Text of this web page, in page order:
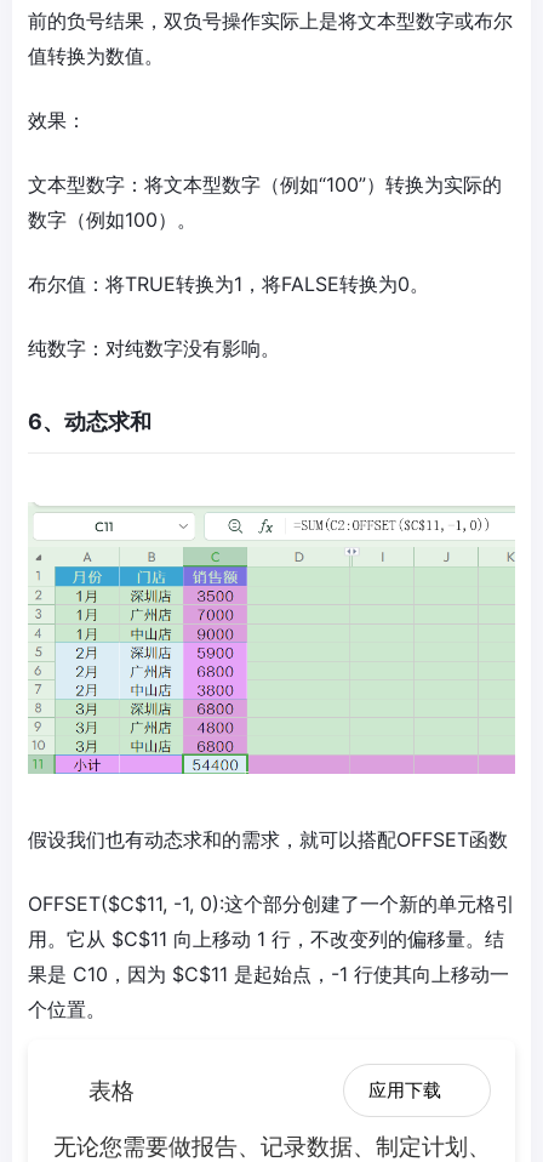
前的负号结果，双负号操作实际上是将文本型数字或布尔
值转换为数值。
效果：
文本型数字：将文本型数字（例如“100”）转换为实际的
数字（例如100）。
布尔值：将TRUE转换为1，将FALSE转换为0。
纯数字：对纯数字没有影响。
6、动态求和
假设我们也有动态求和的需求，就可以搭配OFFSET函数​
OFFSET($C$11, -1, 0):这个部分创建了一个新的单元格引
用。它从 $C$11 向上移动 1 行，不改变列的偏移量。结
果是 C10，因为 $C$11 是起始点，-1 行使其向上移动一
个位置。
表格 应用下载
无论您需要做报告、记录数据、制定计划、